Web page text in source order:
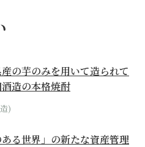
の芋のみを用いて造られて
造の本格焼酎
)
ある世界」の新たな資産管理